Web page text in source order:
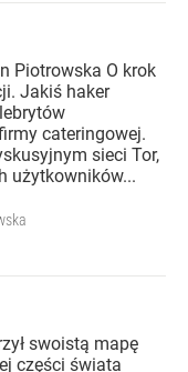
Piotrowska O krok
Jakiś haker
cateringowej.
sieci Tor,
użytkowników...
swoistą mapę
części świata